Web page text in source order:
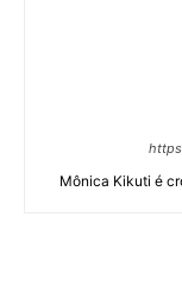
Mônica Kikuti é